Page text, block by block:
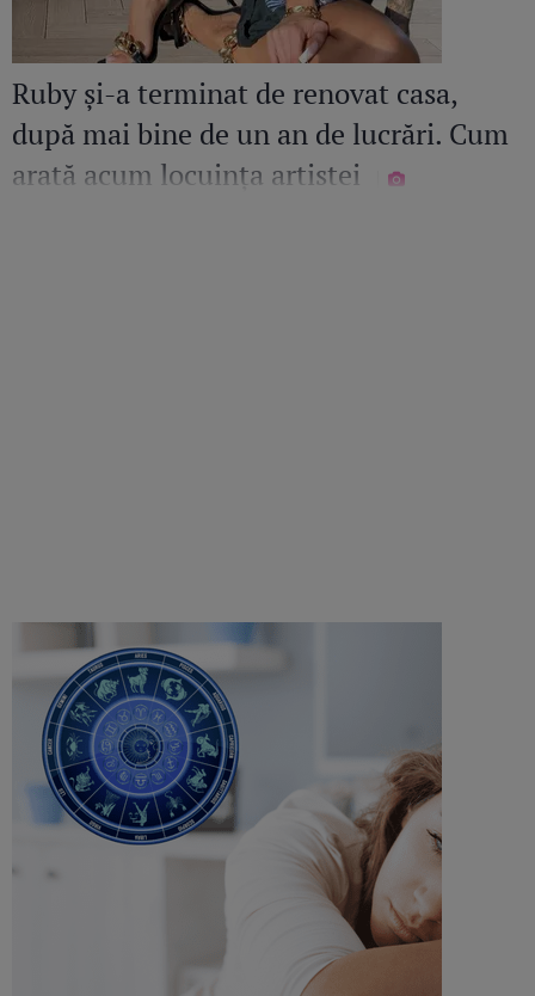
Ruby și-a terminat de renovat casa,
după mai bine de un an de lucrări. Cum
arată acum locuința artistei